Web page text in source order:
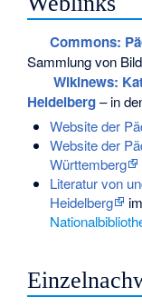
Commons:
Sammlung von
Wikinews:
Heidelberg– in
Website der
Website der
Württemberg
Literatur von
Heidelberg